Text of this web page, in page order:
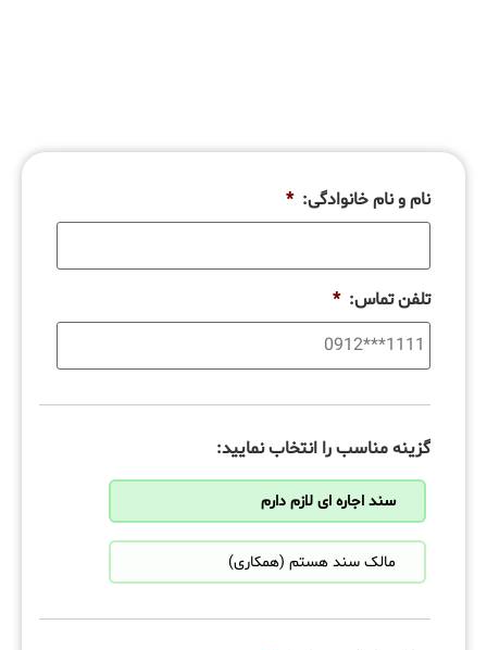
نام و نام خانوادگی: *
تلفن تماس: *
گزینه مناسب را انتخاب نمایید:
سند اجاره ای لازم دارم
مالک سند هستم (همکاری)